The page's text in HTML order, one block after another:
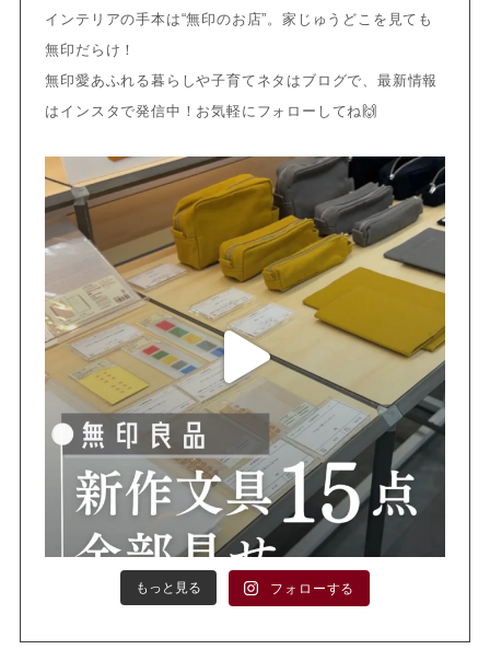
インテリアの手本は“無印のお店”。家じゅうどこを見ても
無印だらけ！
無印愛あふれる暮らしや子育てネタはブログで、最新情報
はインスタで発信中！お気軽にフォローしてね🙌
もっと見る フォローする